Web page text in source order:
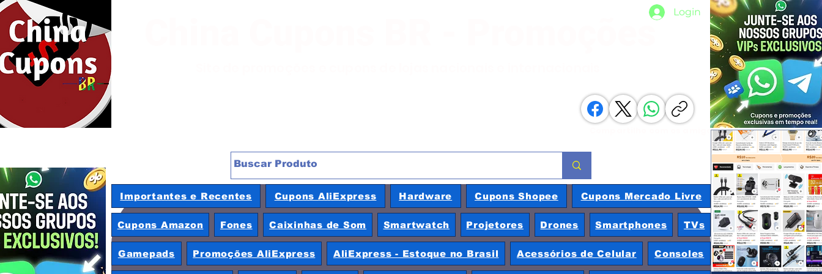
Login
China Cupons BR - Promoções
Compartilhe com os amigos
Importantes e Recentes Cupons AliExpress Hardware Cupons Shopee Cupons Mercado Livre
Cupons Amazon Fones Caixinhas de Som Smartwatch Projetores Drones Smartphones TVs
Gamepads Promoções AliExpress AliExpress - Estoque no Brasil Acessórios de Celular Consoles